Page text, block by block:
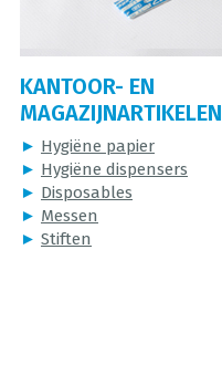
KANTOOR- EN
MAGAZIJNARTIKELEN
► Hygiëne papier
► Hygiëne dispensers
► Disposables
► Messen
► Stiften